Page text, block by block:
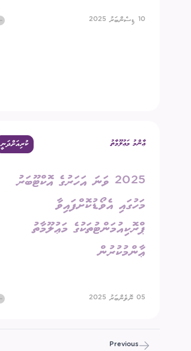
10 ޑިސެންބަރު 2025
ޢާންމު މަޢުލޫމާތު ކުރިއަށްދަނީ
2025 ވަނަ އަހަރުގެ އޮކްޓޫބަރު
މަހުގައި އެވޯޑުކޮށްފައިވާ
ޕްރޮކިއުމަންޓުތަކުގެ މަޢުލޫމާތު
ޢާންމުކުރުން
05 ނޮވެންބަރު 2025
Previous